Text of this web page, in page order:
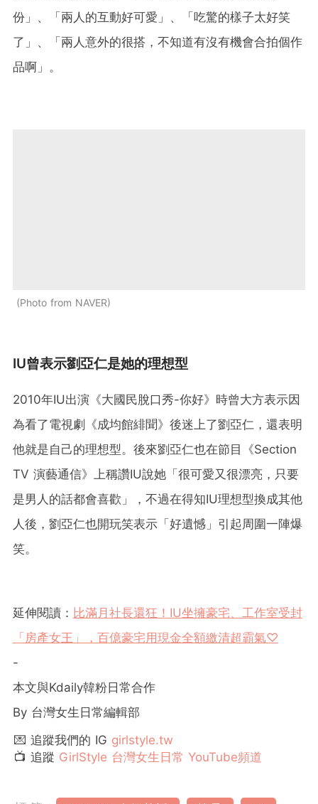
份」、「兩人的互動好可愛」、「吃驚的樣子太好笑
了」、「兩人意外的很搭，不知道有沒有機會合拍個作
品啊」。
Photo from NAVER
IU曾表示劉亞仁是她的理想型
2010年IU出演《大國民脫口秀-你好》時曾大方表示因
為看了電視劇《成均館緋聞》後迷上了劉亞仁，還表明
他就是自己的理想型。後來劉亞仁也在節目《Section
TV 演藝通信》上稱讚IU說她「很可愛又很漂亮，只要
是男人的話都會喜歡」，不過在得知IU理想型換成其他
人後，劉亞仁也開玩笑表示「好遺憾」引起周圍一陣爆
笑。
延伸閱讀： 比滿月社長還狂！IU坐擁豪宅、工作室受封
「房產女王」，百億豪宅用現金全額繳清超霸氣♡
-
本文與Kdaily韓粉日常合作
By 台灣女生日常編輯部
💌 追蹤我們的 IG girlstyle.tw
📺 追蹤 GirlStyle 台灣女生日常 YouTube頻道